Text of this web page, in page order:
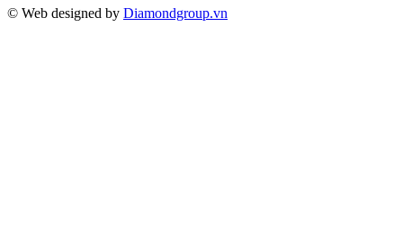
© Web designed by Diamondgroup.vn